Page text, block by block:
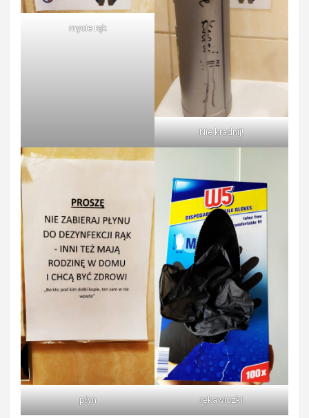
mycie rąk
Nie kradnij!
płyn rękawiczki